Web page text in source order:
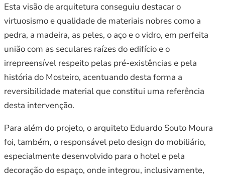
Esta visão de arquitetura conseguiu destacar o
virtuosismo e qualidade de materiais nobres como a
pedra, a madeira, as peles, o aço e o vidro, em perfeita
união com as seculares raízes do edifício e o
irrepreensível respeito pelas pré-existências e pela
história do Mosteiro, acentuando desta forma a
reversibilidade material que constitui uma referência
desta intervenção.
Para além do projeto, o arquiteto Eduardo Souto Moura
foi, também, o responsável pelo design do mobiliário,
especialmente desenvolvido para o hotel e pela
decoração do espaço, onde integrou, inclusivamente,